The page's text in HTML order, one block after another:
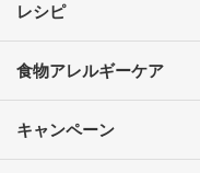
レシピ
食物アレルギーケア
キャンペーン